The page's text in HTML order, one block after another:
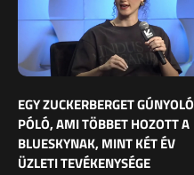
EGY ZUCKERBERGET GÚNYOLÓ
PÓLÓ, AMI TÖBBET HOZOTT A
BLUESKYNAK, MINT KÉT ÉV
ÜZLETI TEVÉKENYSÉGE